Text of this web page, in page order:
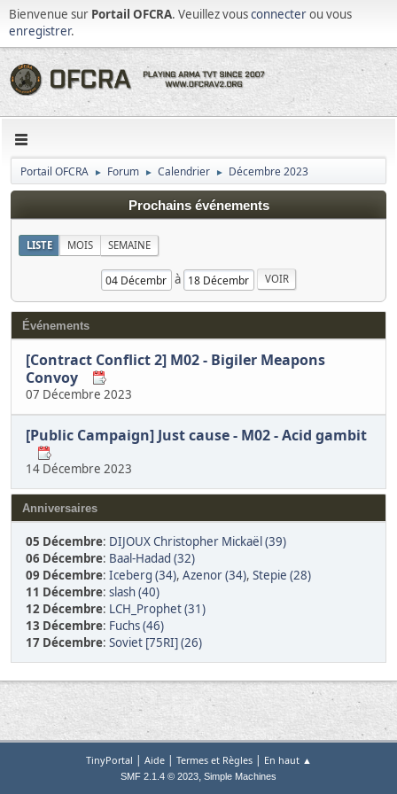
Bienvenue sur Portail OFCRA. Veuillez vousconnecterou vous
enregistrer.
Portail OFCRA ► Forum ► Calendrier ► Décembre 2023
Prochains événements
LISTE MOIS SEMAINE
à
Événements
[Contract Conflict 2] M02 - Bigiler Meapons
Convoy
07 Décembre 2023
[Public Campaign] Just cause - M02 - Acid gambit
14 Décembre 2023
Anniversaires
05 Décembre: DIJOUX Christopher Mickaël (39)
06 Décembre: Baal-Hadad (32)
09 Décembre: Iceberg (34), Azenor (34), Stepie (28)
11 Décembre: slash (40)
12 Décembre: LCH_Prophet (31)
13 Décembre: Fuchs (46)
17 Décembre: Soviet [75RI] (26)
TinyPortal | Aide| Termes et Règles| En haut ▲
SMF 2.1.4 © 2023, Simple Machines